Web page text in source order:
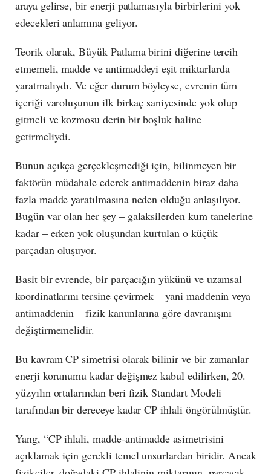
araya gelirse, bir enerji patlamasıyla birbirlerini yok
edecekleri anlamına geliyor.
Teorik olarak, Büyük Patlama birini diğerine tercih
etmemeli, madde ve antimaddeyi eşit miktarlarda
yaratmalıydı. Ve eğer durum böyleyse, evrenin tüm
içeriği varoluşunun ilk birkaç saniyesinde yok olup
gitmeli ve kozmosu derin bir boşluk haline
getirmeliydi.
Bunun açıkça gerçekleşmediği için, bilinmeyen bir
faktörün müdahale ederek antimaddenin biraz daha
fazla madde yaratılmasına neden olduğu anlaşılıyor.
Bugün var olan her şey – galaksilerden kum tanelerine
kadar – erken yok oluşundan kurtulan o küçük
parçadan oluşuyor.
Basit bir evrende, bir parçacığın yükünü ve uzamsal
koordinatlarını tersine çevirmek – yani maddenin veya
antimaddenin – fizik kanunlarına göre davranışını
değiştirmemelidir.
Bu kavram CP simetrisi olarak bilinir ve bir zamanlar
enerji korunumu kadar değişmez kabul edilirken, 20.
yüzyılın ortalarından beri fizik Standart Modeli
tarafından bir dereceye kadar CP ihlali öngörülmüştür.
Yang, “CP ihlali, madde-antimadde asimetrisini
açıklamak için gerekli temel unsurlardan biridir. Ancak